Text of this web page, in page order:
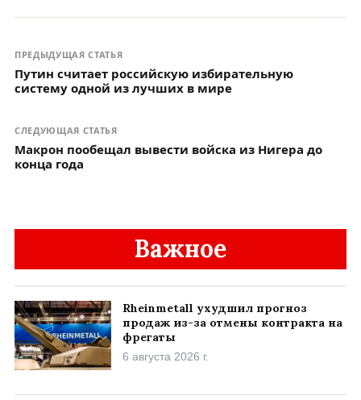
ПРЕДЫДУЩАЯ СТАТЬЯ
Путин считает российскую избирательную
систему одной из лучших в мире
СЛЕДУЮЩАЯ СТАТЬЯ
Макрон пообещал вывести войска из Нигера до
конца года
Важное
Rheinmetall ухудшил прогноз
продаж из-за отмены контракта на
фрегаты
6 августа 2026 г.